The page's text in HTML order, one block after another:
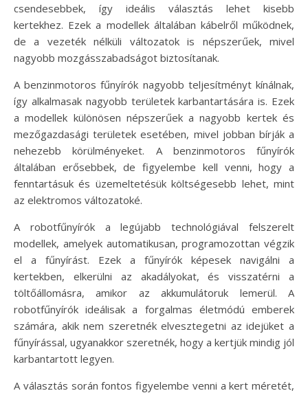
csendesebbek, így ideális választás lehet kisebb
kertekhez. Ezek a modellek általában kábelről működnek,
de a vezeték nélküli változatok is népszerűek, mivel
nagyobb mozgásszabadságot biztosítanak.
A benzinmotoros fűnyírók nagyobb teljesítményt kínálnak,
így alkalmasak nagyobb területek karbantartására is. Ezek
a modellek különösen népszerűek a nagyobb kertek és
mezőgazdasági területek esetében, mivel jobban bírják a
nehezebb körülményeket. A benzinmotoros fűnyírók
általában erősebbek, de figyelembe kell venni, hogy a
fenntartásuk és üzemeltetésük költségesebb lehet, mint
az elektromos változatoké.
A robotfűnyírók a legújabb technológiával felszerelt
modellek, amelyek automatikusan, programozottan végzik
el a fűnyírást. Ezek a fűnyírók képesek navigálni a
kertekben, elkerülni az akadályokat, és visszatérni a
töltőállomásra, amikor az akkumulátoruk lemerül. A
robotfűnyírók ideálisak a forgalmas életmódú emberek
számára, akik nem szeretnék elvesztegetni az idejüket a
fűnyírással, ugyanakkor szeretnék, hogy a kertjük mindig jól
karbantartott legyen.
A választás során fontos figyelembe venni a kert méretét,